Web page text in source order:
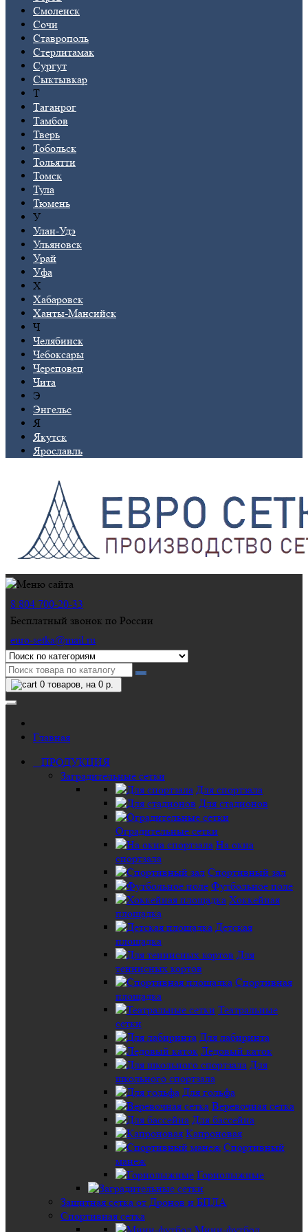
Смоленск
Сочи
Ставрополь
Стерлитамак
Сургут
Сыктывкар
Т
Таганрог
Тамбов
Тверь
Тобольск
Тольятти
Томск
Тула
Тюмень
У
Улан-Удэ
Ульяновск
Урай
Уфа
Х
Хабаровск
Ханты-Мансийск
Ч
Челябинск
Чебоксары
Череповец
Чита
Э
Энгельс
Я
Якутск
Ярославль
8 804 700-20-33
Бесплатный звонок по России
euro-setka@mail.ru
0 товаров, на 0 р.
Главная
ПРОДУКЦИЯ
Заградительные сетки
Для спортзала
Для стадионов
Оградительные сетки
На окна
спортзала
Спортивный зал
Футбольное поле
Хоккейная
площадка
Детская
площадка
Для
теннисных кортов
Спортивная
площадка
Театральные
сетки
Для лабиринта
Ледовый каток
Для
школьного спортзала
Для гольфа
Веревочная сетка
Для бассейна
Капроновая
Спортивный
манеж
Горнолыжные
Защитная сетка от Дронов и БПЛА
Спортивная сетка